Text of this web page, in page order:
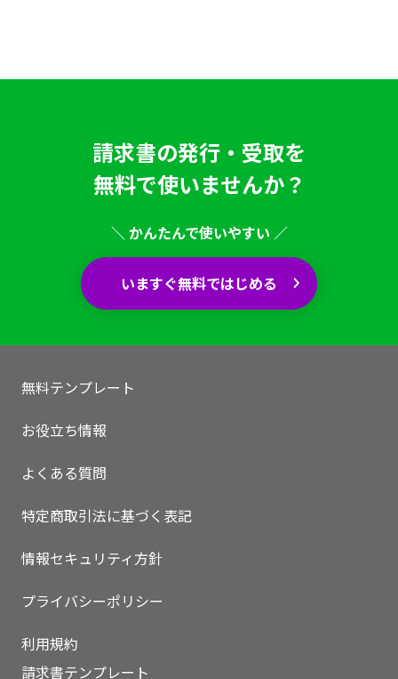
請求書の発行・受取を
無料で使いませんか？
＼ かんたんで使いやすい ／
いますぐ無料ではじめる
無料テンプレート
お役立ち情報
よくある質問
特定商取引法に基づく表記
情報セキュリティ方針
プライバシーポリシー
利用規約
請求書テンプレート